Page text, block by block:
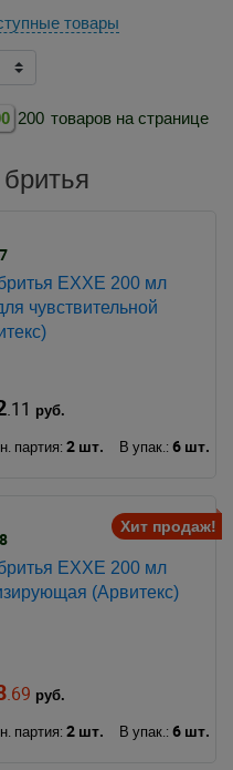
товары
200 товаров на странице
EXXE 200 мл
чувствительной
.11 руб.
партия: 2 шт. В упак.: 6 шт.
Хит продаж!
EXXE 200 мл
(Арвитекс)
.69 руб.
партия: 2 шт. В упак.: 6 шт.